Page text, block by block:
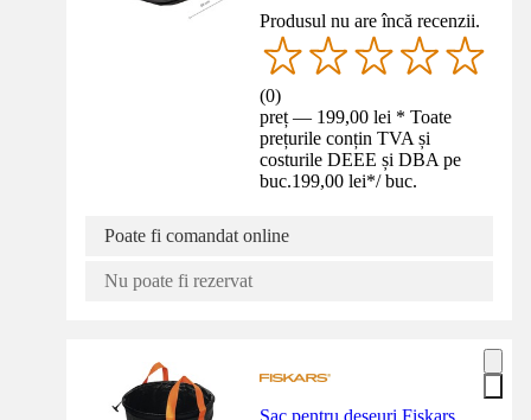
Produsul nu are încă recenzii.
(0)
preț — 199,00 lei * Toate
prețurile conțin TVA și
costurile DEEE și DBA pe
buc.199,00 lei*/ buc.
Poate fi comandat online
Nu poate fi rezervat
Sac pentru deșeuri Fiskars